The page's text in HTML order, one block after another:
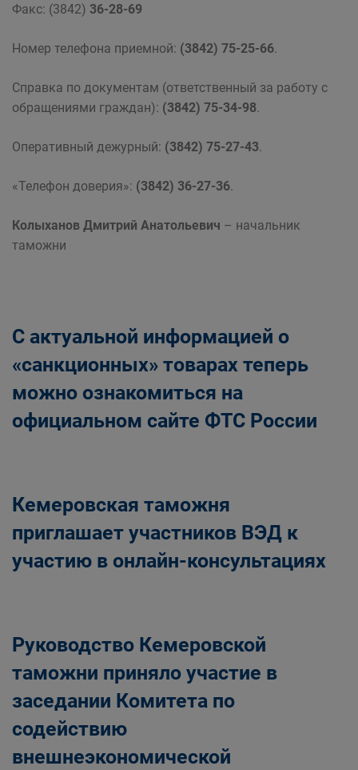
Факс: (3842) 36-28-69
Номер телефона приемной: (3842) 75-25-66.
Справка по документам (ответственный за работу с
обращениями граждан): (3842) 75-34-98.
Оперативный дежурный: (3842) 75-27-43.
«Телефон доверия»: (3842) 36-27-36.
Колыханов Дмитрий Анатольевич – начальник
таможни
С актуальной информацией о
«санкционных» товарах теперь
можно ознакомиться на
официальном сайте ФТС России
Кемеровская таможня
приглашает участников ВЭД к
участию в онлайн-консультациях
Руководство Кемеровской
таможни приняло участие в
заседании Комитета по
содействию
внешнеэкономической